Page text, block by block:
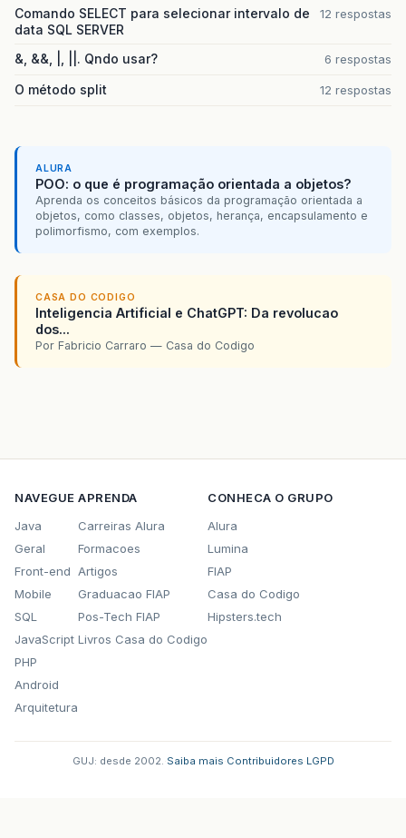
Comando SELECT para selecionar intervalo de
data SQL SERVER
12 respostas
&, &&, |, ||. Qndo usar? 6 respostas
O método split 12 respostas
ALURA
POO: o que é programação orientada a objetos?
Aprenda os conceitos básicos da programação orientada a
objetos, como classes, objetos, herança, encapsulamento e
polimorfismo, com exemplos.
CASA DO CODIGO
Inteligencia Artificial e ChatGPT: Da revolucao
dos...
Por Fabricio Carraro — Casa do Codigo
NAVEGUE
Java
Geral
Front-end
Mobile
SQL
JavaScript
PHP
Android
Arquitetura
APRENDA
Carreiras Alura
Formacoes
Artigos
Graduacao FIAP
Pos-Tech FIAP
Livros Casa do Codigo
CONHECA O GRUPO
Alura
Lumina
FIAP
Casa do Codigo
Hipsters.tech
GUJ: desde 2002. Saiba mais Contribuidores LGPD